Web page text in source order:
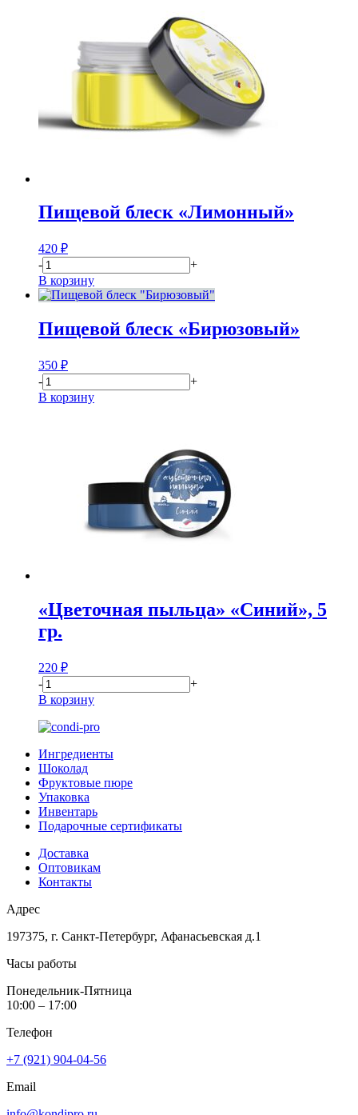
Пищевой блеск «Лимонный»
420 ₽
-
+
В корзину
Пищевой блеск «Бирюзовый»
350 ₽
-
+
В корзину
«Цветочная пыльца» «Синий», 5
гр.
220 ₽
-
+
В корзину
Ингредиенты
Шоколад
Фруктовые пюре
Упаковка
Инвентарь
Подарочные сертификаты
Доставка
Оптовикам
Контакты
Адрес
197375, г. Санкт-Петербург, Афанасьевская д.1
Часы работы
Понедельник-Пятница
10:00 – 17:00
Телефон
+7 (921) 904-04-56
Email